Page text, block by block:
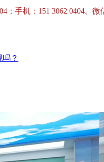
；手机：151 3062 0404。微
？